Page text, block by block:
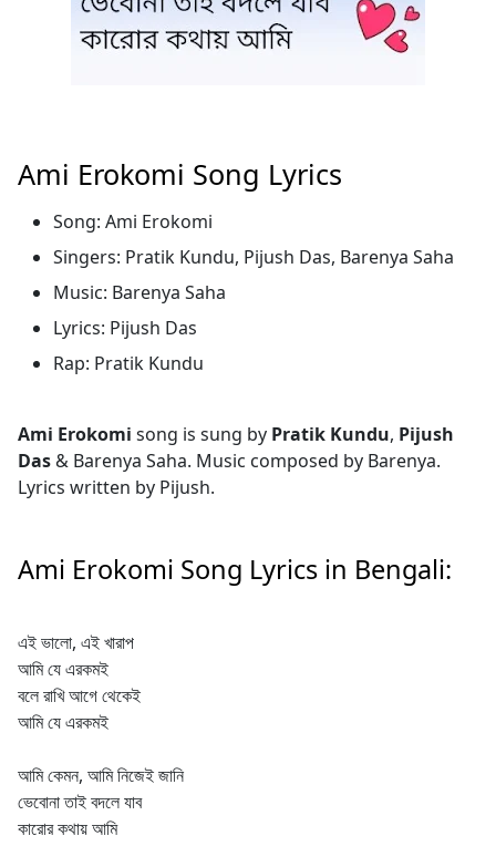
Ami Erokomi Song Lyrics
Song: Ami Erokomi
Singers: Pratik Kundu, Pijush Das, Barenya Saha
Music: Barenya Saha
Lyrics: Pijush Das
Rap: Pratik Kundu
Ami Erokomi song is sung by Pratik Kundu, Pijush
Das& Barenya Saha. Music composed by Barenya.
Lyrics written by Pijush.
Ami Erokomi Song Lyrics in Bengali:
এই ভালো, এই খারাপ
আমি যে এরকমই
বলে রাখি আগে থেকেই
আমি যে এরকমই
আমি কেমন, আমি নিজেই জানি
ভেবোনা তাই বদলে যাব
কারোর কথায় আমি